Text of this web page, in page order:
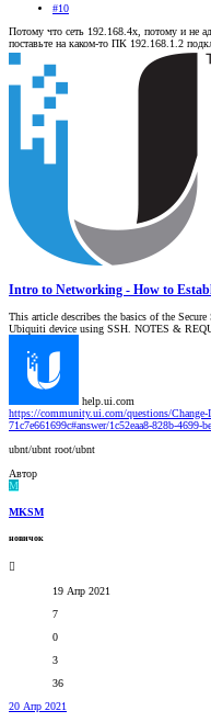
#10
Потому что сеть 192.168.4х, потому и не
поставьте на каком-то ПК 192.168.1.2
Intro to Networking - How to
This article describes the basics of the
Ubiquiti device using SSH. NOTES &
help.ui.com
https://community.ui.com/questions/Change-
71c7e661699c#answer/1c52eaa8-828b-4699-
ubnt/ubnt root/ubnt
Автор
M
MKSM
новичок
19 Апр 2021
7
0
3
36
20 Апр 2021